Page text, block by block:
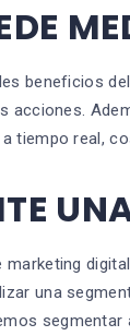
beneficios
acciones.
tiempo real,
marketing
una